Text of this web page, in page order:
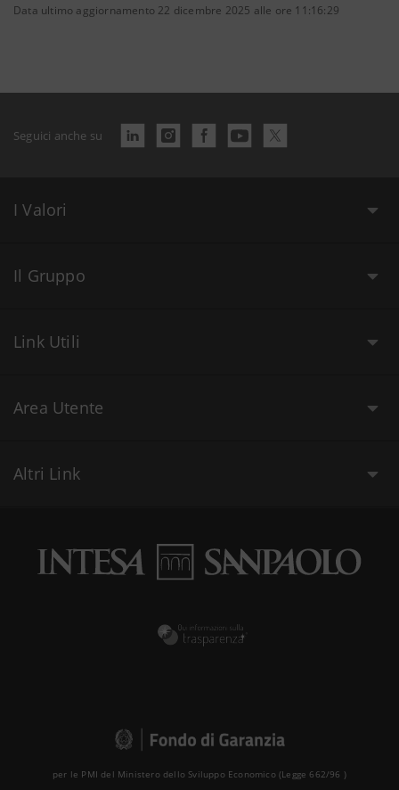
Data ultimo aggiornamento 22 dicembre 2025 alle ore 11:16:29
Seguici anche su
I Valori
Il Gruppo
Link Utili
Area Utente
Altri Link
per le PMI del Ministero dello Sviluppo Economico (Legge 662/96 )